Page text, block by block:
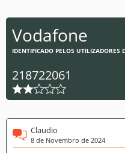
Vodafone
IDENTIFICADO PELOS UTILIZADORES
218722061
Claudio
8 de Novembro de 2024